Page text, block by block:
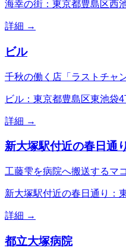
海幸の街：東京都豊島区西
詳細 →
ビル
千秋の働く店「ラストチャ
ビル：東京都豊島区東池袋4
詳細 →
新大塚駅付近の春日通り
工藤雫を病院へ搬送するマ
新大塚駅付近の春日通り：
詳細 →
都立大塚病院